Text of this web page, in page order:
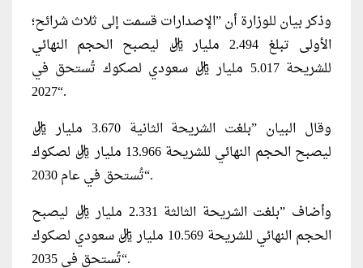
وذكر بيان للوزارة أن ”الإصدارات قسمت إلى ثلاث شرائح؛
الأولى تبلغ 2.494 مليار ريال ليصبح الحجم النهائي
للشريحة 5.017 مليار ريال سعودي لصكوك تُستحق في
2027“.
وقال البيان ”بلغت الشريحة الثانية 3.670 مليار ريال
ليصبح الحجم النهائي للشريحة 13.966 مليار ريال لصكوك
تُستحق في عام 2030“.
وأضاف ”بلغت الشريحة الثالثة 2.331 مليار ريال ليصبح
الحجم النهائي للشريحة 10.569 مليار ريال سعودي لصكوك
تُستحق في 2035“.